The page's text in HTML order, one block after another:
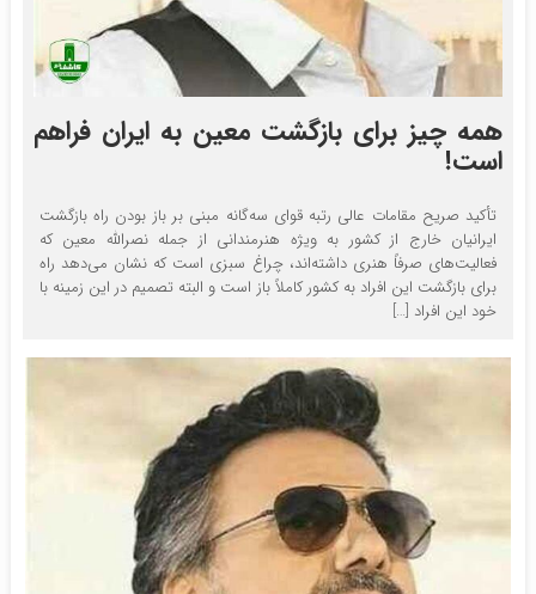
همه چیز برای بازگشت معین به ایران فراهم
است!
تأکید صریح مقامات عالی رتبه قوای سه‌گانه مبنی بر باز بودن راه بازگشت
ایرانیان خارج از کشور به ویژه هنرمندانی از جمله نصرالله معین که
فعالیت‌های صرفاً هنری داشته‌اند، چراغ سبزی است که نشان می‌دهد راه
برای بازگشت این افراد به کشور کاملاً باز است و البته تصمیم در این زمینه با
خود این افراد […]